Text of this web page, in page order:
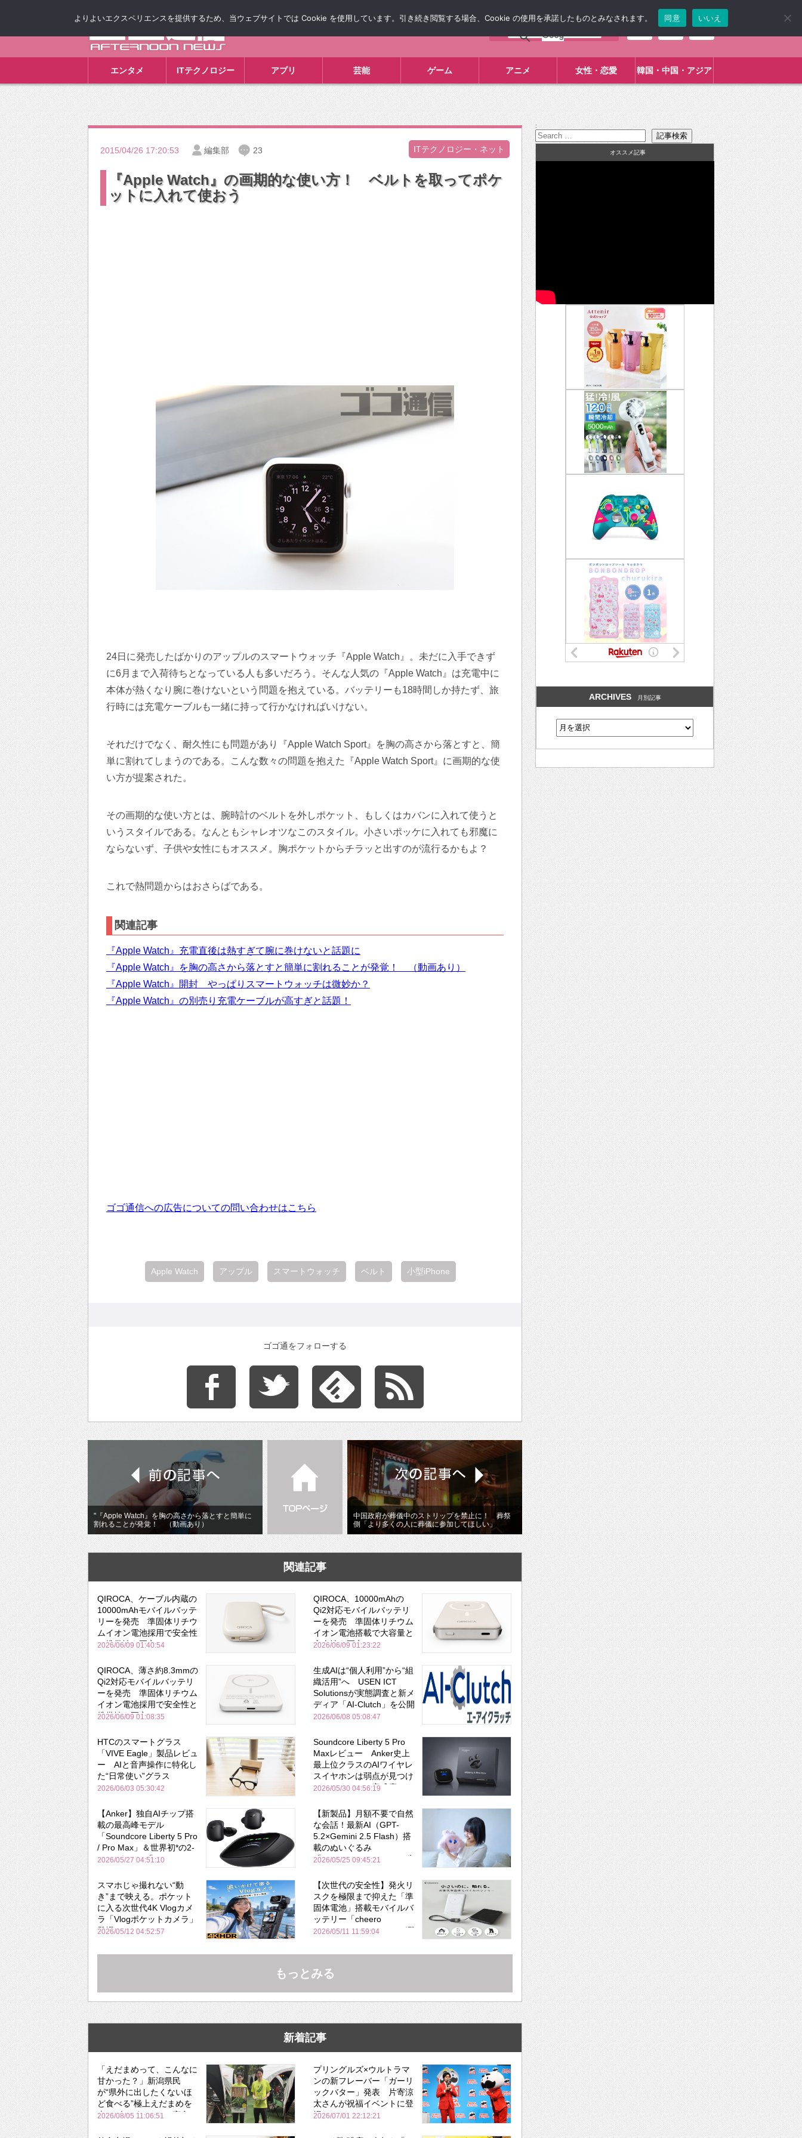
エンタメ ITテクノロジー アプリ 芸能 ゲーム アニメ 女性・恋愛 韓国・中国・アジア
2015/04/26 17:20:53 編集部 23 ITテクノロジー・ネット
『Apple Watch』の画期的な使い方！ ベルトを取ってポケ
ットに入れて使おう
24日に発売したばかりのアップルのスマートウォッチ『Apple Watch』。未だに入手できず
に6月まで入荷待ちとなっている人も多いだろう。そんな人気の『Apple Watch』は充電中に
本体が熱くなり腕に巻けないという問題を抱えている。バッテリーも18時間しか持たず、旅
行時には充電ケーブルも一緒に持って行かなければいけない。
それだけでなく、耐久性にも問題があり『Apple Watch Sport』を胸の高さから落とすと、簡
単に割れてしまうのである。こんな数々の問題を抱えた『Apple Watch Sport』に画期的な使
い方が提案された。
その画期的な使い方とは、腕時計のベルトを外しポケット、もしくはカバンに入れて使うと
いうスタイルである。なんともシャレオツなこのスタイル。小さいポッケに入れても邪魔に
ならないず、子供や女性にもオススメ。胸ポケットからチラッと出すのが流行るかもよ？
これで熱問題からはおさらばである。
関連記事
『Apple Watch』充電直後は熱すぎて腕に巻けないと話題に
『Apple Watch』を胸の高さから落とすと簡単に割れることが発覚！ （動画あり）
『Apple Watch』開封 やっぱりスマートウォッチは微妙か？
『Apple Watch』の別売り充電ケーブルが高すぎと話題！
ゴゴ通信への広告についての問い合わせはこちら
Apple Watch アップル スマートウォッチ ベルト 小型iPhone
ゴゴ通をフォローする
"『Apple Watch』を胸の高さから落とすと簡単に
割れることが発覚！ （動画あり）
中国政府が葬儀中のストリップを禁止に！ 葬祭
側「より多くの人に葬儀に参加してほしい」
関連記事
QIROCA、ケーブル内蔵の
10000mAhモバイルバッテ
リーを発売 準固体リチウ
ムイオン電池採用で安全性
と携帯性を両立
2026/06/09 01:40:54
QIROCA、10000mAhの
Qi2対応モバイルバッテリ
ーを発売 準固体リチウム
イオン電池搭載で大容量と
安全性を両立
2026/06/09 01:23:22
QIROCA、薄さ約8.3mmの
Qi2対応モバイルバッテリ
ーを発売 準固体リチウム
イオン電池採用で安全性と
携帯性を両立
2026/06/09 01:08:35
生成AIは“個人利用”から“組
織活用”へ USEN ICT
Solutionsが実態調査と新メ
ディア「AI-Clutch」を公開
2026/06/08 05:08:47
HTCのスマートグラス
「VIVE Eagle」製品レビュ
ー AIと音声操作に特化し
た“日常使い”グラス
2026/06/03 05:30:42
Soundcore Liberty 5 Pro
Maxレビュー Anker史上
最上位クラスのAIワイヤレ
スイヤホンは弱点が見つけ
づらいくらいの完成度にび
Bose並み
2026/05/30 04:56:19
【Anker】独自AIチップ搭
載の最高峰モデル
「Soundcore Liberty 5 Pro
/ Pro Max」＆世界初*の2-
in-1イヤホン「AeroFit 2
2026/05/27 04:51:10
【新製品】月額不要で自然
な会話！最新AI（GPT-
5.2×Gemini 2.5 Flash）搭
載のぬいぐるみ
「KOTTI」、Makuakeで先
2026/05/25 09:45:21
スマホじゃ撮れない“動
き”まで映える。ポケット
に入る次世代4K Vlogカメ
ラ「Vlogポケットカメラ」
登場
2026/05/12 04:52:57
【次世代の安全性】発火リ
スクを極限まで抑えた「準
固体電池」搭載モバイルバ
ッテリー「cheero
PitaPower 5000mAh」が登
2026/05/11 11:59:04
もっとみる
新着記事
「えだまめって、こんなに
甘かった？」新潟県民
が“県外に出したくないほ
ど食べる”極上えだまめを
森のビアガーデンで実食
2026/08/05 11:06:51
プリングルズ×ウルトラマ
ンの新フレーバー「ガーリ
ックバター」発表 片寄涼
太さんが祝福イベントに登
場
2026/07/01 22:12:21
:
オススメ記事
ARCHIVES 月別記事
よりよいエクスペリエンスを提供するため、当ウェブサイトでは Cookie を使用しています。引き続き閲覧する場合、Cookie の使用を承諾したものとみなされます。 同意 いいえ